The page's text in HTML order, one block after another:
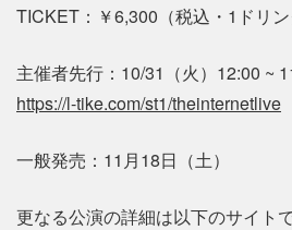
TICKET：￥6,300（税込・1ドリン
主催者先行：10/31（火）12:00 ~
https://l-tike.com/st1/theinternetlive
一般発売：11月18日（土）
更なる公演の詳細は以下のサイト